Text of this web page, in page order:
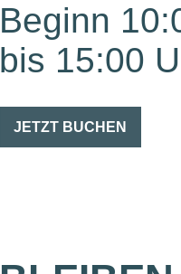
Beginn
bis 15:00
JETZT BUCHEN